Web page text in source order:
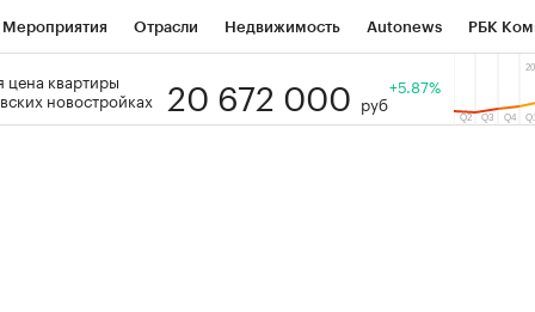
Мероприятия Отрасли Недвижимость Autonews РБК
РБК Образование Тренды
цена квартиры
новостройках
20 672 000 руб
+5.87%